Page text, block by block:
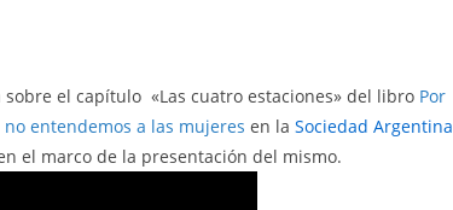
sobre el capítulo «Las cuatro estaciones» del libro Por
entendemos a las mujeres en la Sociedad Argentina
el marco de la presentación del mismo.